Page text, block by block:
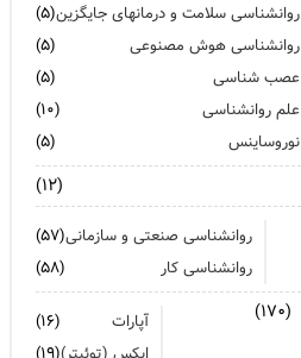
روانشناسی سلامت و درمانهای جایگزین(۵)
روانشناسی هوش مصنوعی
(۵)
عصب شناسی
(۵)
علم روانشناسی
(۱۰)
نوروساینس
(۵)
(۱۲)
روانشناسی صنعتی و سازمانی(۵۷)
روانشناسی کار
(۵۸)
(۱۷۰) آپارات
(۱۶)